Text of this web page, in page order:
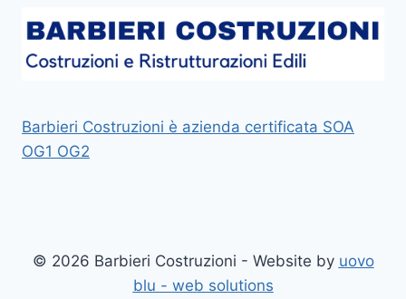
Barbieri Costruzioni è azienda certificata SOA
OG1 OG2
© 2026 Barbieri Costruzioni - Website by uovo
blu - web solutions